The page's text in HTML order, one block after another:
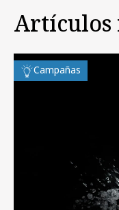
Artículos
Campañas